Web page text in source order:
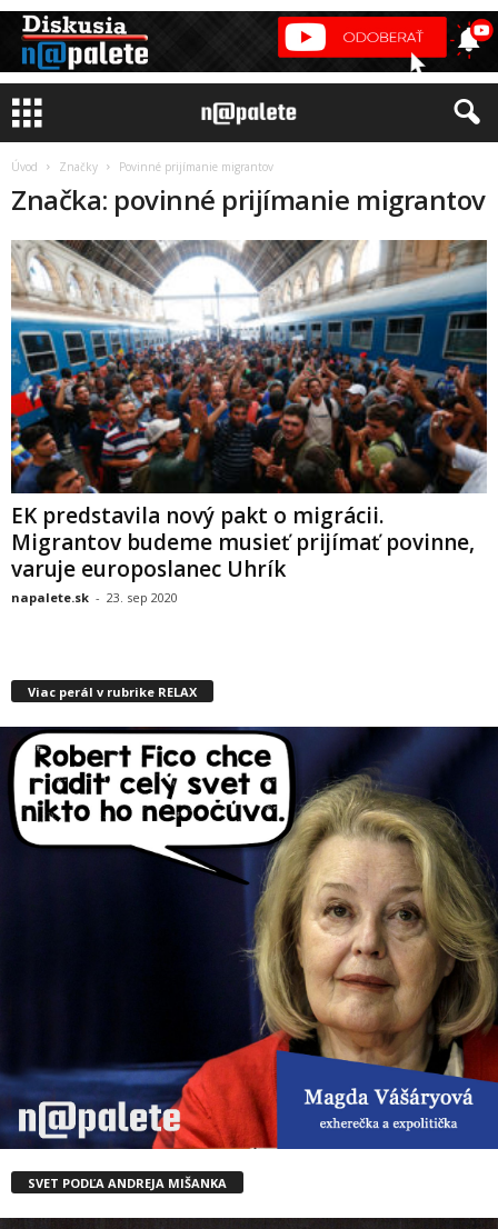
Úvod Značky Povinné prijímanie migrantov
Značka: povinné prijímanie migrantov
EK predstavila nový pakt o migrácii.
Migrantov budeme musieť prijímať povinne,
varuje europoslanec Uhrík
napalete.sk - 23. sep 2020
Viac perál v rubrike RELAX
SVET PODĽA ANDREJA MIŠANKA